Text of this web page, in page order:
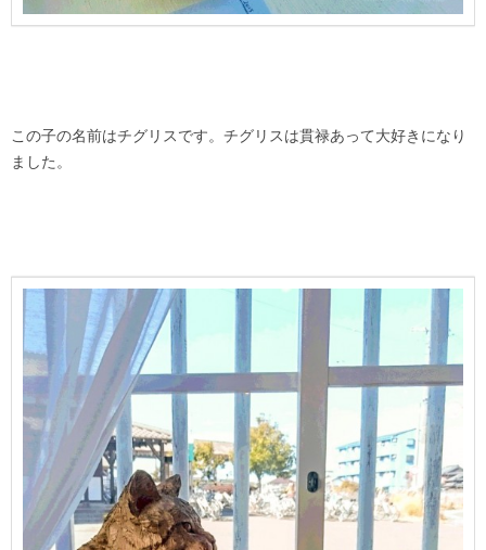
この子の名前はチグリスです。チグリスは貫禄あって大好きになり
ました。